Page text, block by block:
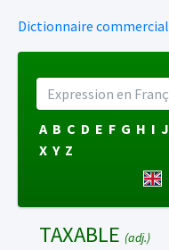
Dictionnaire commercial
A B C D E F G H I J
X Y Z
TAXABLE (adj.)